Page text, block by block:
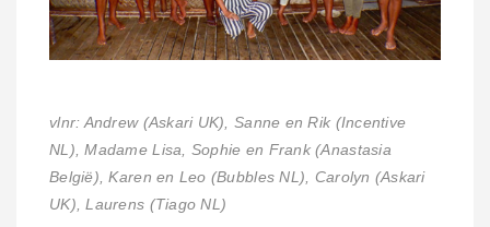
vlnr: Andrew (Askari UK), Sanne en Rik (Incentive
NL), Madame Lisa, Sophie en Frank (Anastasia
België), Karen en Leo (Bubbles NL), Carolyn (Askari
UK), Laurens (Tiago NL)